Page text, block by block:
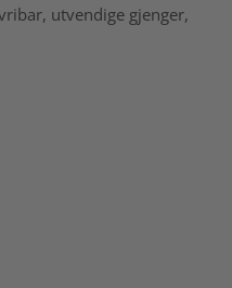
utvendige gjenger,